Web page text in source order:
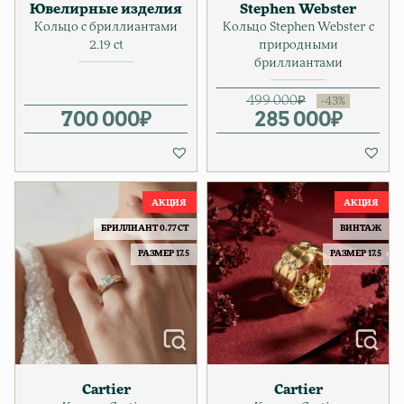
Ювелирные изделия
Кольцо с бриллиантами
2.19 ct
700 000₽
Stephen Webster
Кольцо Stephen Webster с
природными
бриллиантами
499 000₽
285 000₽
Текущая
БРИЛЛИАНТ 0.77 CT
РАЗМЕР 17.5
Cartier
ВИНТАЖ
РАЗМЕР 17.5
Cartier